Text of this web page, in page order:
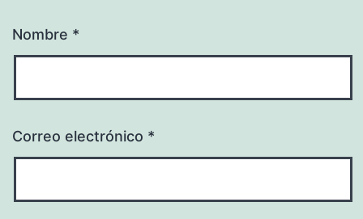
Nombre *
Correo electrónico *